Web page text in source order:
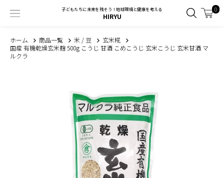
子どもたちに未来を残そう！地球環境と健康を考える
HIRYU
0
ホーム 商品一覧 米 / 豆
玄米糀
国産 有機乾燥玄米麹 500g こうじ 甘酒 こめこうじ 玄米こうじ 玄米甘酒 マ
ルクラ